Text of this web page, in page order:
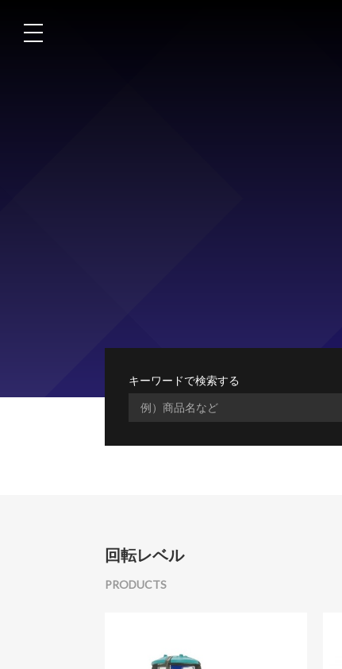
キーワードで検索する
回転レベル
PRODUCTS